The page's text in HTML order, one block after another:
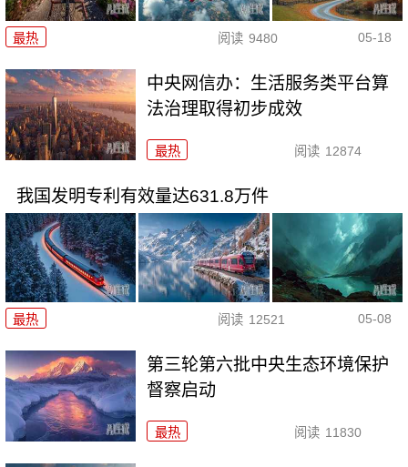
最热 阅读 9480 05-18
中央网信办：生活服务类平台算
法治理取得初步成效
最热 阅读 12874
我国发明专利有效量达631.8万件
最热 阅读 12521 05-08
第三轮第六批中央生态环境保护
督察启动
最热 阅读 11830